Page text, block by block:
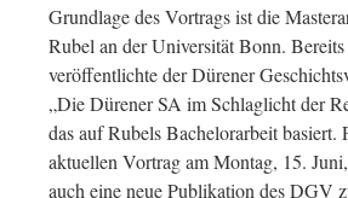
Grundlage des Vortrags ist die
Rubel an der Universität Bonn.
veröffentlichte der Dürener
„Die Dürener SA im Schlaglicht der
das auf Rubels Bachelorarbeit basiert.
aktuellen Vortrag am Montag, 15.
auch eine neue Publikation des DGV